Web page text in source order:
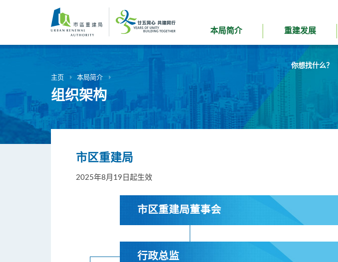
内
本局简介 重建发展
你想找什么？
主页 本局简介
组织架构
市区重建局
2025年8月19日起生效
市区重建局董事会
行政总监